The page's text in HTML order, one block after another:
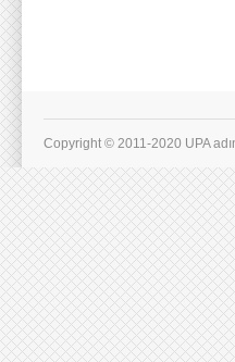
Copyright © 2011-2020 UPA